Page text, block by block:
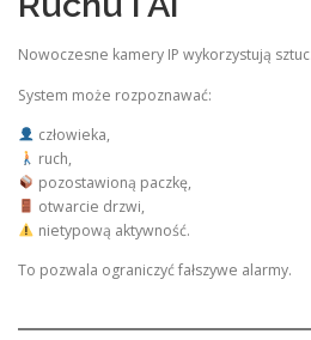
Nowoczesne kamery IP wykorzystują
System może rozpoznawać:
człowieka,
ruch,
pozostawioną paczkę,
otwarcie drzwi,
nietypową aktywność.
To pozwala ograniczyć fałszywe alarmy.